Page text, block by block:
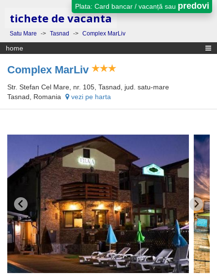
Plata: Card bancar / vacanță sau predovi
tichete de vacanta
Satu Mare -> Tasnad -> Complex MarLiv
home
Complex MarLiv
Str. Stefan Cel Mare, nr. 105, Tasnad, jud. satu-mare
Tasnad, Romania
vezi pe harta